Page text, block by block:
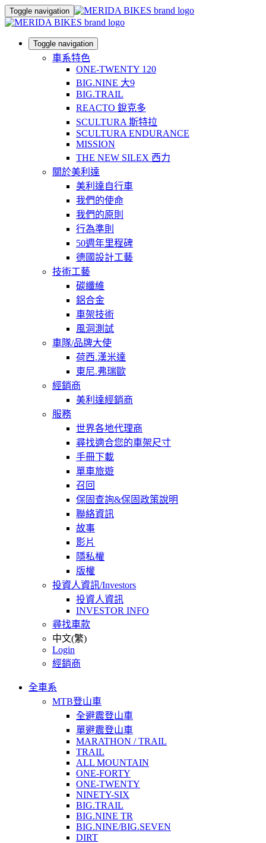
Toggle navigation
Toggle navigation
車系特色
ONE-TWENTY 120
BIG.NINE 大9
BIG.TRAIL
REACTO 銳克多
SCULTURA 斯特拉
SCULTURA ENDURANCE
MISSION
THE NEW SILEX 西力
關於美利達
美利達自行車
我們的使命
我們的原則
行為準則
50週年里程碑
德國設計工藝
技術工藝
碳纖維
鋁合金
車架技術
風洞測試
車隊/品牌大使
荷西.漢米達
東尼.弗瑞歐
經銷商
美利達經銷商
服務
世界各地代理商
尋找適合您的車架尺寸
手冊下載
單車旅遊
召回
保固查詢&保固政策說明
聯絡資訊
故事
影片
隱私權
版權
投資人資訊/Investors
投資人資訊
INVESTOR INFO
尋找車款
中文(繁)
Login
經銷商
全車系
MTB登山車
全避震登山車
單避震登山車
MARATHON / TRAIL
TRAIL
ALL MOUNTAIN
ONE-FORTY
ONE-TWENTY
NINETY-SIX
BIG.TRAIL
BIG.NINE TR
BIG.NINE/BIG.SEVEN
DIRT